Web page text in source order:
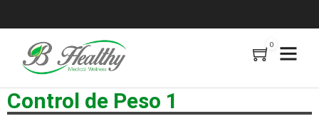
0
Control de Peso 1